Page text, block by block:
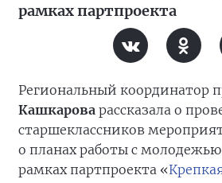
рамках партпроекта
Региональный координатор
Кашкарова рассказала о
старшеклассников
о планах работы с молодежью
рамках партпроекта «